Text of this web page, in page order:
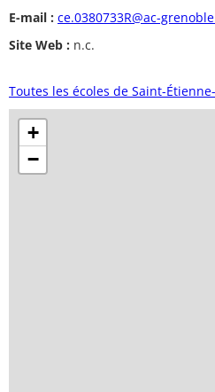
E-mail : ce.0380733R@ac-
Site Web : n.c.
Toutes les écoles de Saint-
+
−